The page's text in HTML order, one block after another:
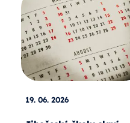
19. 06. 2026